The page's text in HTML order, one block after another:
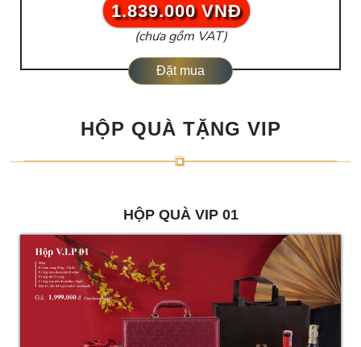
1.839.000 VNĐ
(chưa gồm VAT)
Đặt mua
HỘP QUÀ TẶNG VIP
HỘP QUÀ VIP 01